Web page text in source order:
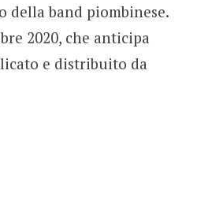
della band piombinese.
2020, che anticipa
e distribuito da